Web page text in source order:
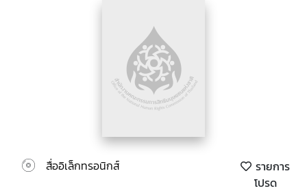
สื่ออิเล็กทรอนิกส์
รายการ
โปรด